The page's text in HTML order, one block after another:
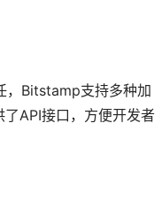
，Bitstamp支持多种加
API接口，方便开发者